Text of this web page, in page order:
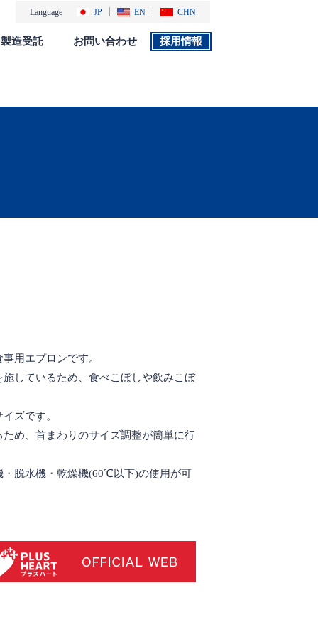
Language JP EN CHN
製造受託 お問い合わせ 採用情報
用エプロンです。
しているため、食べこぼしや飲みこぼ
ズです。
め、首まわりのサイズ調整が簡単に行
脱水機・乾燥機(60℃以下)の使用が可